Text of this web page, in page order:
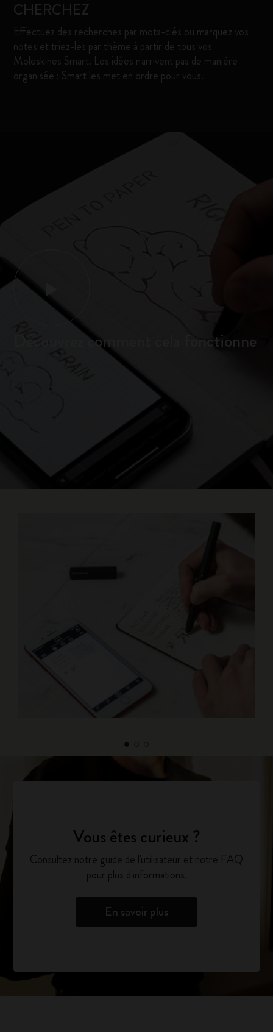
CHERCHEZ
Effectuez des recherches par mots-clés ou marquez vos
notes et triez-les par thème à partir de tous vos
Moleskines Smart. Les idées n'arrivent pas de manière
organisée : Smart les met en ordre pour vous.
Découvrez comment cela fonctionne
Vous êtes curieux ?
Consultez notre guide de l'utilisateur et notre FAQ
pour plus d'informations.
En savoir plus